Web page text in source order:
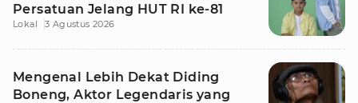
Persatuan Jelang HUT RI ke-81
Lokal 3 Agustus 2026
Mengenal Lebih Dekat Diding
Boneng, Aktor Legendaris yang